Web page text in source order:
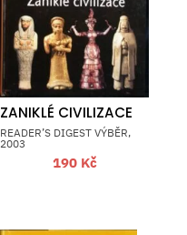
ZANIKLÉ CIVILIZACE
READER’S DIGEST VÝBĚR,
2003
190 Kč